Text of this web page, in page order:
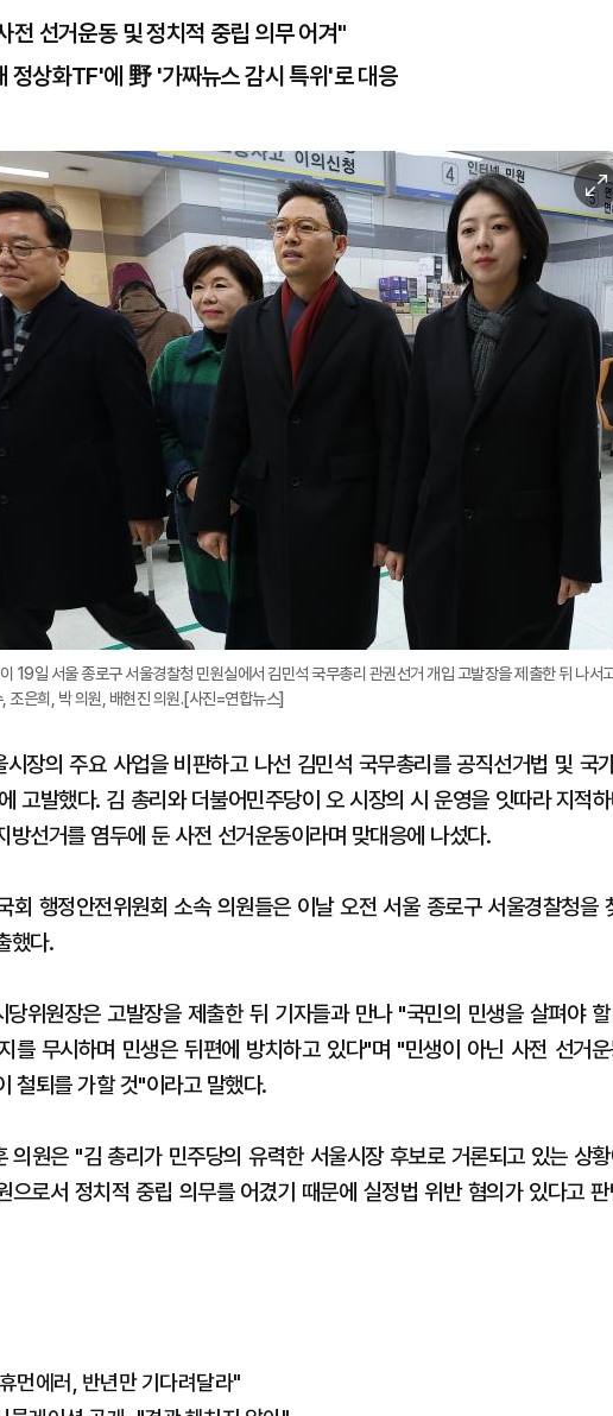
전 선거운동 및 정치적 중립 의무 어겨"
정상화TF'에 野 '가짜뉴스 감시 특위'로 대응
이
미
지
대
19일 서울 종로구 서울경찰청 민원실에서 김민석 국무총리 관권선거 개입 고발장을 제출한 뒤 나서
조은희, 박 의원, 배현진 의원.[사진=연합뉴스]
장의 주요 사업을 비판하고 나선 김민석 국무총리를 공직선거법 및 국
고발했다. 김 총리와 더불어민주당이 오 시장의 시 운영을 잇따라 지적
방선거를 염두에 둔 사전 선거운동이라며 맞대응에 나섰다.
회 행정안전위원회 소속 의원들은 이날 오전 서울 종로구 서울경찰청을
했다.
당위원장은 고발장을 제출한 뒤 기자들과 만나 "국민의 민생을 살펴야 할
를 무시하며 민생은 뒤편에 방치하고 있다"며 "민생이 아닌 사전 선거운
철퇴를 가할 것"이라고 말했다.
의원은 "김 총리가 민주당의 유력한 서울시장 후보로 거론되고 있는 상
으로서 정치적 중립 의무를 어겼기 때문에 실정법 위반 혐의가 있다고
먼에러, 반년만 기다려달라"